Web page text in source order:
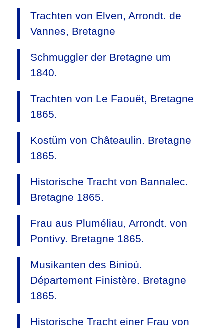
Trachten von Elven, Arrondt. de
Vannes, Bretagne
Schmuggler der Bretagne um
1840.
Trachten von Le Faouët, Bretagne
1865.
Kostüm von Châteaulin. Bretagne
1865.
Historische Tracht von Bannalec.
Bretagne 1865.
Frau aus Pluméliau, Arrondt. von
Pontivy. Bretagne 1865.
Musikanten des Binioù.
Département Finistère. Bretagne
1865.
Historische Tracht einer Frau von